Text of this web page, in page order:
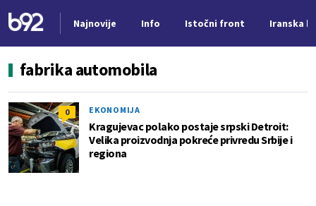
Najnovije Info Istočni front Iranska
fabrika automobila
0 EKONOMIJA
Kragujevac polako postaje srpski Detroit:
Velika proizvodnja pokreće privredu Srbije i
regiona